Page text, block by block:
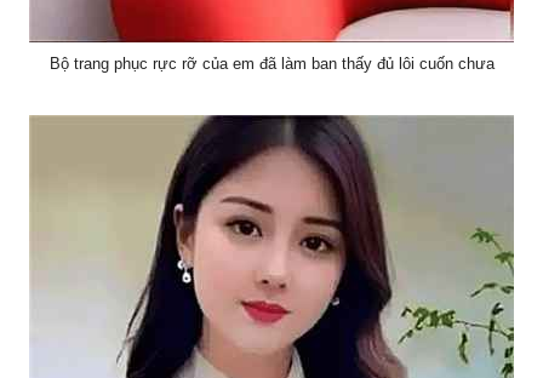
Bộ trang phục rực rỡ của em đã làm ban thấy đủ lôi cuốn chưa